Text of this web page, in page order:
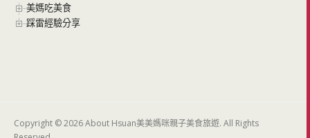
美媽吃美食
踩雷經驗分享
Copyright © 2026 About Hsuan美美媽咪親子美食旅遊. All Rights